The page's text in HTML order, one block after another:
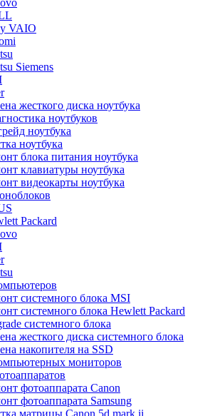
VAIO
Siemens
жесткого диска ноутбука
ноутбуков
ноутбука
ноутбука
блока питания ноутбука
клавиатуры ноутбука
видеокарты ноутбука
Packard
системного блока MSI
системного блока Hewlett Packard
системного блока
жесткого диска системного блока
накопителя на SSD
мониторов
фотоаппарата Canon
фотоаппарата Samsung
матрицы Canon 5d mark ii